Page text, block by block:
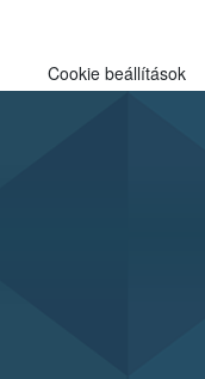
Cookie beállítások